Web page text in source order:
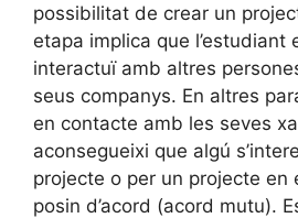
possibilitat de crear un
etapa implica que l’estudiant
interactuï amb altres
seus companys. En altres
en contacte amb les seves
aconsegueixi que algú
projecte o per un projecte en
posin d’acord (acord mutu).